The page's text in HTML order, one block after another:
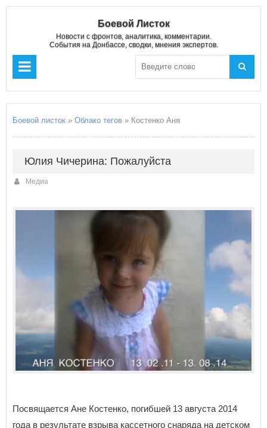
Боевой Листок
Новости с фронтов, аналитика, комментарии.
События на Донбассе, сводки, мнения экспертов.
Боевой листок » Облако тегов » Костенко Аня
Юлия Чичерина: Пожалуйста
Медиа
Посвящается Ане Костенко, погибшей 13 августа 2014
года в результате взрыва кассетного снаряда на детском